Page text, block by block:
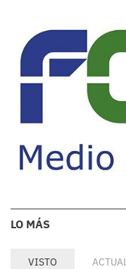
LO MÁS
VISTO ACTUAL